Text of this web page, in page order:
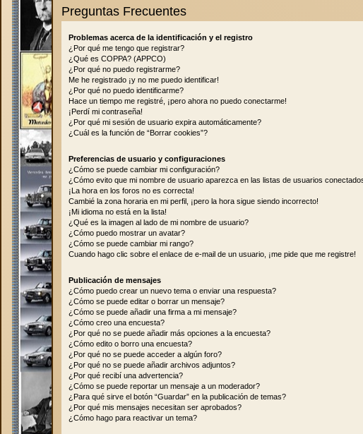
Preguntas Frecuentes
Problemas acerca de la identificación y el registro
¿Por qué me tengo que registrar?
¿Qué es COPPA? (APPCO)
¿Por qué no puedo registrarme?
Me he registrado ¡y no me puedo identificar!
¿Por qué no puedo identificarme?
Hace un tiempo me registré, ¡pero ahora no puedo conectarme!
¡Perdí mi contraseña!
¿Por qué mi sesión de usuario expira automáticamente?
¿Cuál es la función de “Borrar cookies”?
Preferencias de usuario y configuraciones
¿Cómo se puede cambiar mi configuración?
¿Cómo evito que mi nombre de usuario aparezca en las listas de usuarios
¡La hora en los foros no es correcta!
Cambié la zona horaria en mi perfil, ¡pero la hora sigue siendo incorrecto!
¡Mi idioma no está en la lista!
¿Qué es la imagen al lado de mi nombre de usuario?
¿Cómo puedo mostrar un avatar?
¿Cómo se puede cambiar mi rango?
Cuando hago clic sobre el enlace de e-mail de un usuario, ¡me pide que me registre!
Publicación de mensajes
¿Cómo puedo crear un nuevo tema o enviar una respuesta?
¿Cómo se puede editar o borrar un mensaje?
¿Cómo se puede añadir una firma a mi mensaje?
¿Cómo creo una encuesta?
¿Por qué no se puede añadir más opciones a la encuesta?
¿Cómo edito o borro una encuesta?
¿Por qué no se puede acceder a algún foro?
¿Por qué no se puede añadir archivos adjuntos?
¿Por qué recibí una advertencia?
¿Cómo se puede reportar un mensaje a un moderador?
¿Para qué sirve el botón “Guardar” en la publicación de temas?
¿Por qué mis mensajes necesitan ser aprobados?
¿Cómo hago para reactivar un tema?